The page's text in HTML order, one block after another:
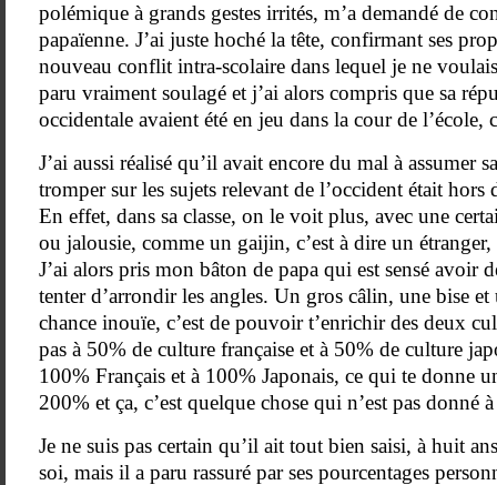
polémique à grands gestes irrités, m’a demandé de
papaïenne. J’ai juste hoché la tête, confirmant ses
nouveau conflit intra-scolaire dans lequel je ne
paru vraiment soulagé et j’ai alors compris que sa
occidentale avaient été en jeu dans la cour de l’école,
J’ai aussi réalisé qu’il avait encore du mal à assumer
tromper sur les sujets relevant de l’occident était
En effet, dans sa classe, on le voit plus, avec une
ou jalousie, comme un gaijin, c’est à dire un
J’ai alors pris mon bâton de papa qui est sensé avoir
tenter d’arrondir les angles. Un gros câlin, une bise
chance inouïe, c’est de pouvoir t’enrichir des deux
pas à 50% de culture française et à 50% de culture
100% Français et à 100% Japonais, ce qui te donne
200% et ça, c’est quelque chose qui n’est pas donné
Je ne suis pas certain qu’il ait tout bien saisi, à huit
soi, mais il a paru rassuré par ses pourcentages